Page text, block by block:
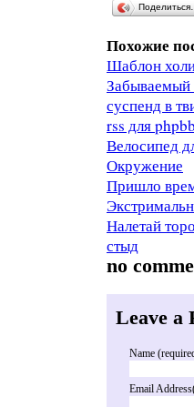
Поделиться…
Похожие
Шаблон
Забываемый
суспенд в
rss для phpbb
Велосипед
Окружение
Пришло
Налетай
стыд
no
Leave a
Name
Email